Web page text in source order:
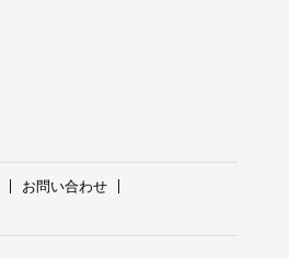
お問い合わせ